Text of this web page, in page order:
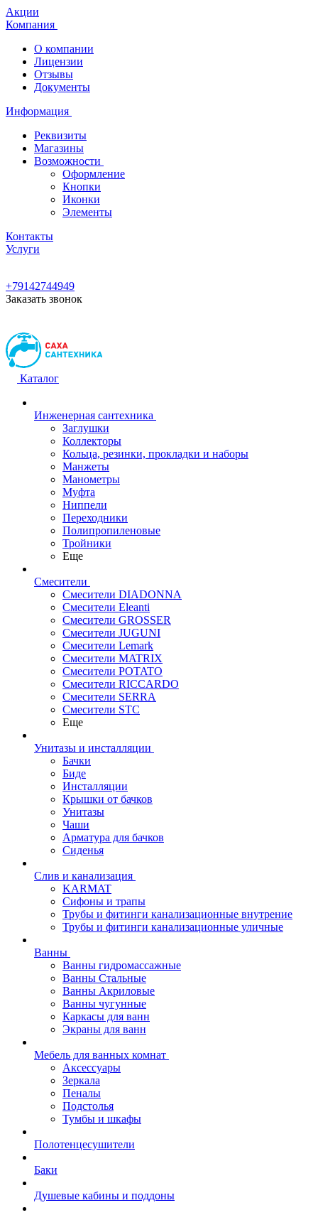
Акции
Компания
О компании
Лицензии
Отзывы
Документы
Информация
Реквизиты
Магазины
Возможности
Оформление
Кнопки
Иконки
Элементы
Контакты
Услуги
+79142744949
Заказать звонок
Каталог
Инженерная сантехника
Заглушки
Коллекторы
Кольца, резинки, прокладки и наборы
Манжеты
Манометры
Муфта
Ниппели
Переходники
Полипропиленовые
Тройники
Еще
Смесители
Смесители DIADONNA
Смесители Eleanti
Смесители GROSSER
Смесители JUGUNI
Смесители Lemark
Смесители MATRIX
Смесители POTATO
Смесители RICCARDO
Смесители SERRA
Смесители STC
Еще
Унитазы и инсталляции
Бачки
Биде
Инсталляции
Крышки от бачков
Унитазы
Чаши
Арматура для бачков
Сиденья
Слив и канализация
KARMAT
Сифоны и трапы
Трубы и фитинги канализационные внутрение
Трубы и фитинги канализационные уличные
Ванны
Ванны гидромассажные
Ванны Стальные
Ванны Акриловые
Ванны чугунные
Каркасы для ванн
Экраны для ванн
Мебель для ванных комнат
Аксессуары
Зеркала
Пеналы
Подстолья
Тумбы и шкафы
Полотенцесушители
Баки
Душевые кабины и поддоны